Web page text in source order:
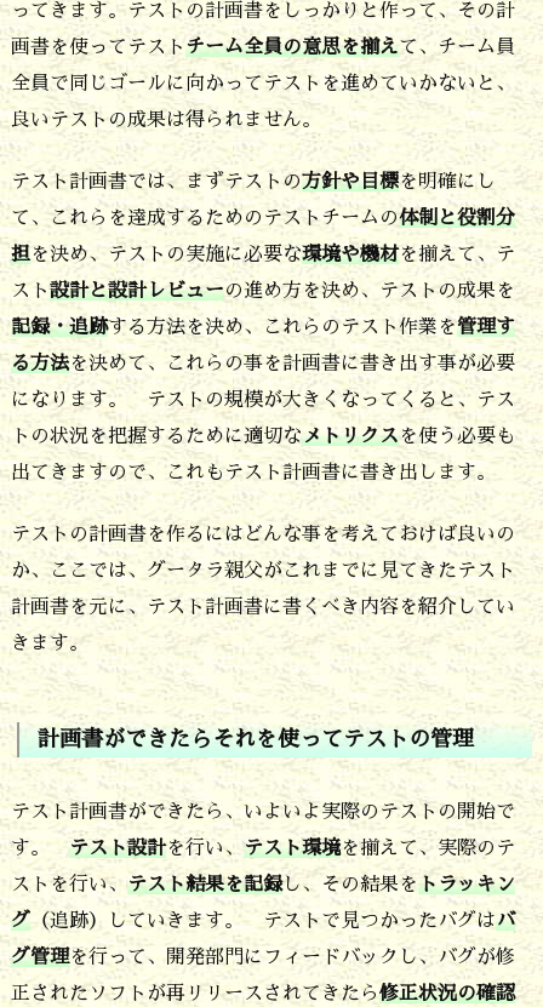
テ
ス
ト
管
理
6.
3.
テ
ス
ト
を
し
た
ら
そ
の
結
果
を
活
用
し
ってきます。テストの計画書をしっかりと作って、その計
画書を使ってテストチーム全員の意思を揃えて、チーム員
全員で同じゴールに向かってテストを進めていかないと、
良いテストの成果は得られません。
テスト計画書では、まずテストの方針や目標を明確にし
て、これらを達成するためのテストチームの体制と役割分
担を決め、テストの実施に必要な環境や機材を揃えて、テ
スト設計と設計レビューの進め方を決め、テストの成果を
記録・追跡する方法を決め、これらのテスト作業を管理す
る方法を決めて、これらの事を計画書に書き出す事が必要
になります。 テストの規模が大きくなってくると、テス
トの状況を把握するために適切なメトリクスを使う必要も
出てきますので、これもテスト計画書に書き出します。
テストの計画書を作るにはどんな事を考えておけば良いの
か、ここでは、グータラ親父がこれまでに見てきたテスト
計画書を元に、テスト計画書に書くべき内容を紹介してい
きます。
計画書ができたらそれを使ってテストの管理
テスト計画書ができたら、いよいよ実際のテストの開始で
す。 テスト設計を行い、テスト環境を揃えて、実際のテ
ストを行い、テスト結果を記録し、その結果をトラッキン
グ （追跡）していきます。 テストで見つかったバグはバ
グ管理を行って、開発部門にフィードバックし、バグが修
正されたソフトが再リリースされてきたら修正状況の確認